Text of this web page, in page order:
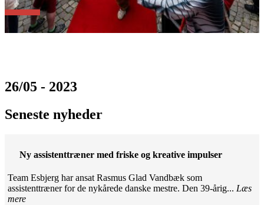
26/05 - 2023
Seneste nyheder
Ny assistenttræner med friske og kreative impulser
Team Esbjerg har ansat Rasmus Glad Vandbæk som
assistenttræner for de nykårede danske mestre. Den 39-årig... Læs
mere